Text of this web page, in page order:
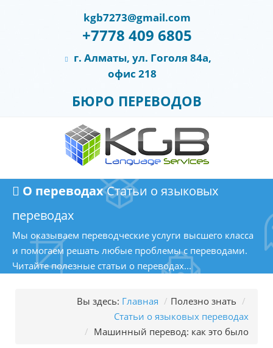
kgb7273@gmail.com
+7778 409 6805
г. Алматы, ул. Гоголя 84а,
офис 218
БЮРО ПЕРЕВОДОВ
О переводахСтатьи о языковых
переводах
Мы оказываем переводческие услуги высшего класса
и помогаем решать любые проблемы с переводами.
Читайте полезные статьи о переводах...
Вы здесь: Главная / Полезно знать /
Статьи о языковых переводах
/ Машинный перевод: как это было